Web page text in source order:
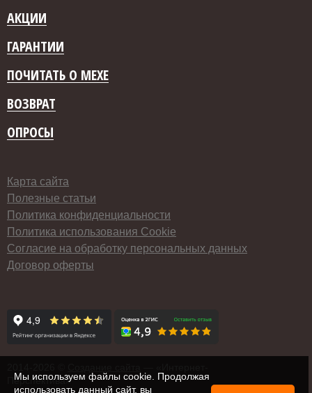
АКЦИИ
ГАРАНТИИ
ПОЧИТАТЬ О МЕХЕ
ВОЗВРАТ
ОПРОСЫ
Карта сайта
Полезные статьи
Политика конфиденциальности
Политика использования Cookie
Согласие на обработку персональных данных
Договор оферты
Перспектива»
Мы используем файлы cookie. Продолжая
использовать данный сайт, вы